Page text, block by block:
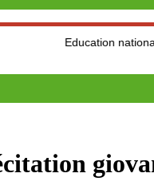
Education nationale : Louisa